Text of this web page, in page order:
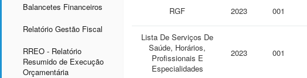
Balancetes Financeiros
Relatório Gestão Fiscal
RREO - Relatório
Resumido de Execução
Orçamentária
RGF 2023 001
Lista De Serviços De
Saúde, Horários,
Profissionais E
Especialidades
2023 001